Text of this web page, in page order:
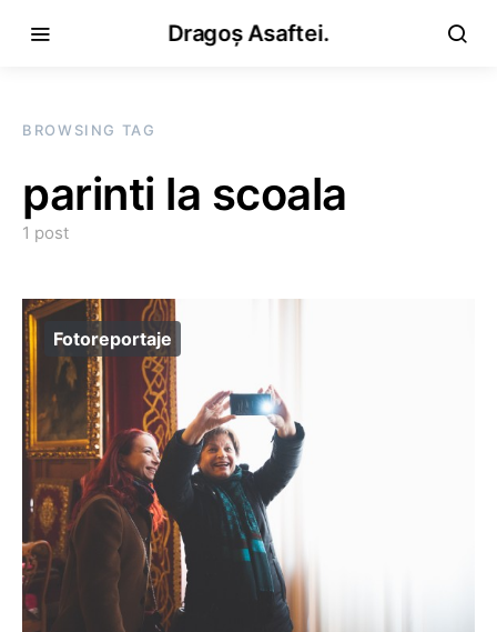
Dragoș Asaftei.
BROWSING TAG
parinti la scoala
1 post
Fotoreportaje